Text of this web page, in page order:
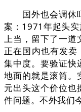
国外也会调休吗
案：1971年起头
上当，留下了一道
正在国内也有发
集中度。要验证快
地面的就是滚筒。
元出头这个价位也
件问题。不外我们